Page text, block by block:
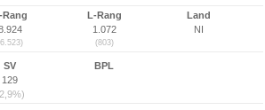
Rang
L-Rang
1.072
(803)
Land
NI
SV
129
BPL